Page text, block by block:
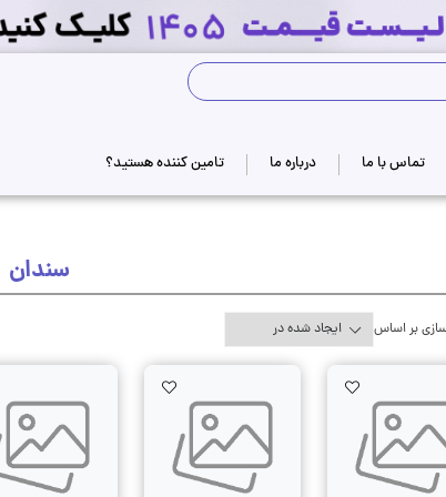
تماس با ما درباره ما تامین کننده هستید؟
سندان
بر اساس
AddToWishlist
AddToWishlist